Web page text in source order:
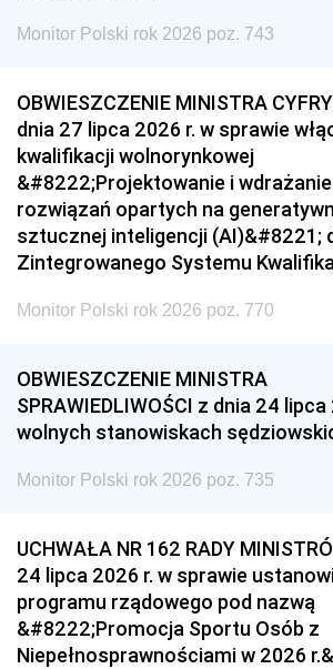
Monitor Polski rok 2026 poz. 743
OBWIESZCZENIE MINISTRA
dnia 27 lipca 2026 r. w sprawie
kwalifikacji wolnorynkowej
&#8222;Projektowanie i wdrażanie
rozwiązań opartych na
sztucznej inteligencji (AI)&#8221;
Zintegrowanego Systemu
Monitor Polski rok 2026 poz. 770
OBWIESZCZENIE MINISTRA
SPRAWIEDLIWOŚCI z dnia 24 lipca
wolnych stanowiskach
Monitor Polski rok 2026 poz. 735
UCHWAŁA NR 162 RADY
24 lipca 2026 r. w sprawie
programu rządowego pod nazwą
&#8222;Promocja Sportu Osób z
Niepełnosprawnościami w 2026